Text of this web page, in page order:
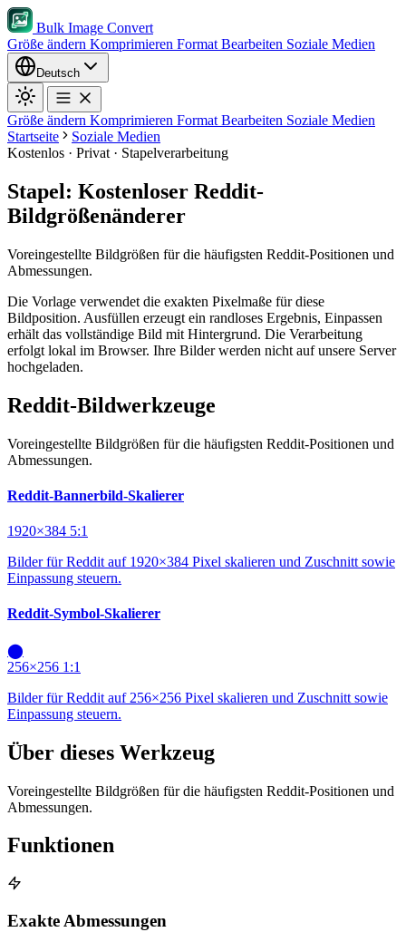
Bulk Image Convert
Größe ändern Komprimieren Format Bearbeiten Soziale Medien
Deutsch
Größe ändern Komprimieren Format Bearbeiten Soziale Medien
Startseite
Soziale Medien
Kostenlos · Privat · Stapelverarbeitung
Stapel: Kostenloser Reddit-
Bildgrößenänderer
Voreingestellte Bildgrößen für die häufigsten Reddit-Positionen und
Abmessungen.
Die Vorlage verwendet die exakten Pixelmaße für diese
Bildposition. Ausfüllen erzeugt ein randloses Ergebnis, Einpassen
erhält das vollständige Bild mit Hintergrund. Die Verarbeitung
erfolgt lokal im Browser. Ihre Bilder werden nicht auf unsere Server
hochgeladen.
Reddit-Bildwerkzeuge
Voreingestellte Bildgrößen für die häufigsten Reddit-Positionen und
Abmessungen.
Reddit-Bannerbild-Skalierer
1920×384 5:1
Bilder für Reddit auf 1920×384 Pixel skalieren und Zuschnitt sowie
Einpassung steuern.
Reddit-Symbol-Skalierer
⬤
256×256 1:1
Bilder für Reddit auf 256×256 Pixel skalieren und Zuschnitt sowie
Einpassung steuern.
Über dieses Werkzeug
Voreingestellte Bildgrößen für die häufigsten Reddit-Positionen und
Abmessungen.
Funktionen
Exakte Abmessungen